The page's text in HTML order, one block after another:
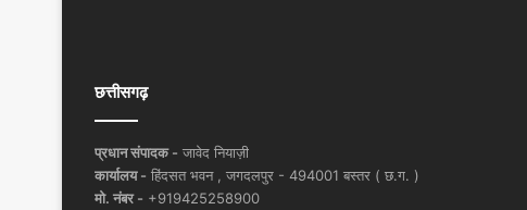
छत्तीसगढ़
प्रधान संपादक - जावेद नियाज़ी
कार्यालय - हिंदसत भवन , जगदलपुर - 494001 बस्तर ( छ.ग. )
मो. नंबर - +919425258900